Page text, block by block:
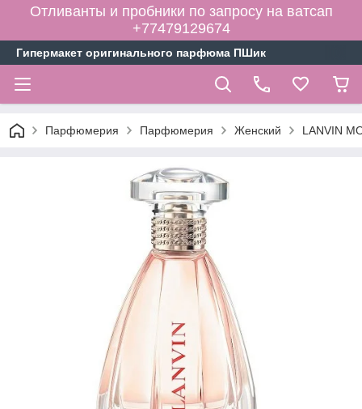
Отливанты и пробники по запросу на ватсап
+77479129674
Гипермакет оригинального парфюма ПШик
Парфюмерия Парфюмерия Женский LANVIN